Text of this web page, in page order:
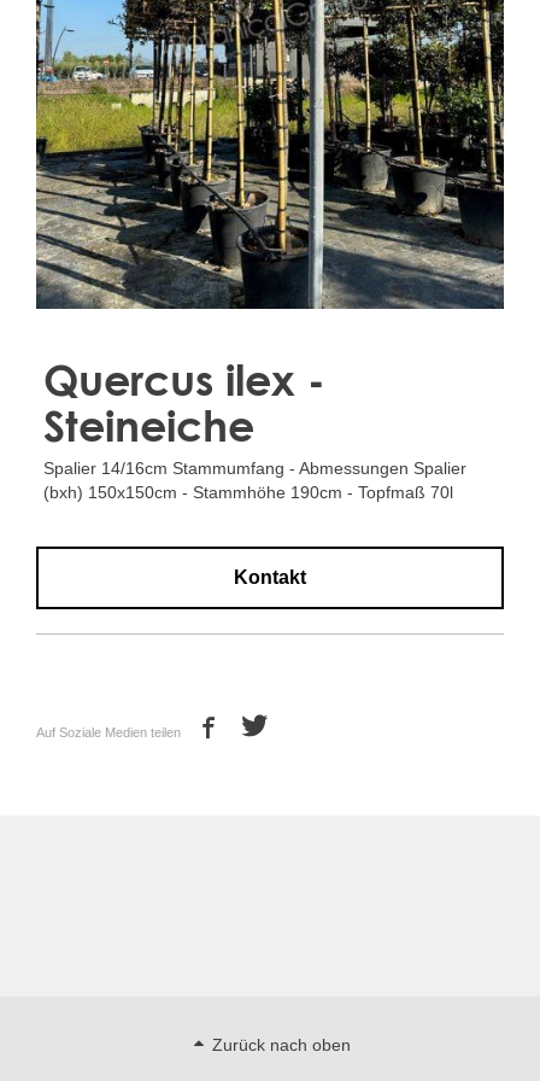
Treesafe
VORSTBESCHERMINGVOORBOMEN.NL
WINTERSCHUTZFUERBAEUME.DE
FROSTPROTECTIONFORTREES.CO.UK
Terracotta
TERRACOTTA.NL
TERRACOTTA.BE
TERRAKOTTA.DE
Quercus ilex -
Steineiche
Spalier 14/16cm Stammumfang - Abmessungen Spalier
(bxh) 150x150cm - Stammhöhe 190cm - Topfmaß 70l
Kontakt
Auf Soziale Medien teilen
Zurück nach oben